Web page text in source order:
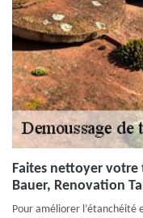
Faites nettoyer votre
Bauer, Renovation
Pour améliorer l’étanchéité